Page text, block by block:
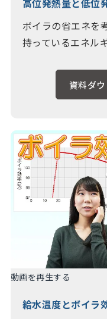
高位発熱量と低位
ボイラの省エネを
持っているエネル
資料ダ
動画を再生する
給水温度とボイラ